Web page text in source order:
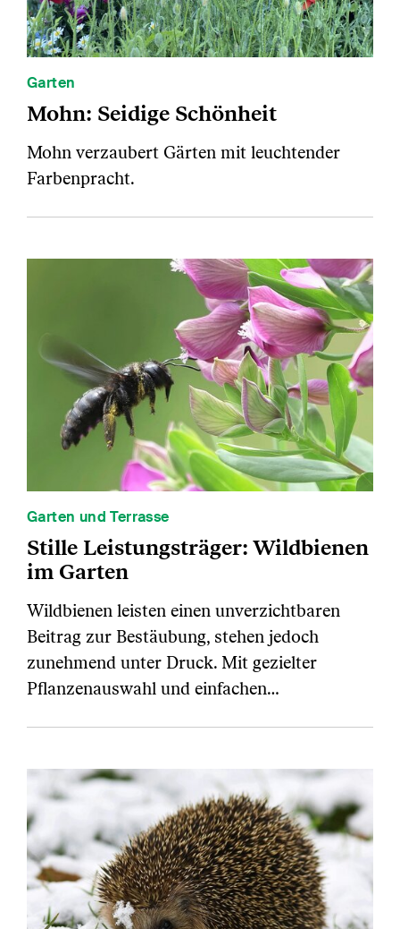
Garten
Mohn: Seidige Schönheit
Mohn verzaubert Gärten mit leuchtender
Farbenpracht.
Garten und Terrasse
Stille Leistungsträger: Wildbienen
im Garten
Wildbienen leisten einen unverzichtbaren
Beitrag zur Bestäubung, stehen jedoch
zunehmend unter Druck. Mit gezielter
Pflanzenauswahl und einfachen…